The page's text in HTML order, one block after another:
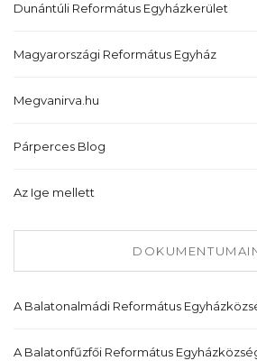
Dunántúli Református Egyházkerület
Magyarországi Református Egyház
Megvanirva.hu
Párperces Blog
Az Ige mellett
A Balatonalmádi Református
A Balatonfűzfői Református